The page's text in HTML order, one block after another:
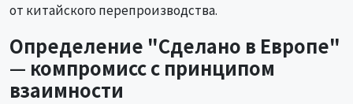
от китайского перепроизводства.
Определение "Сделано в Европе"
— компромисс с принципом
взаимности